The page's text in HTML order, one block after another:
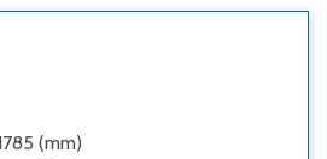
Höhe verstellbar
(mm)